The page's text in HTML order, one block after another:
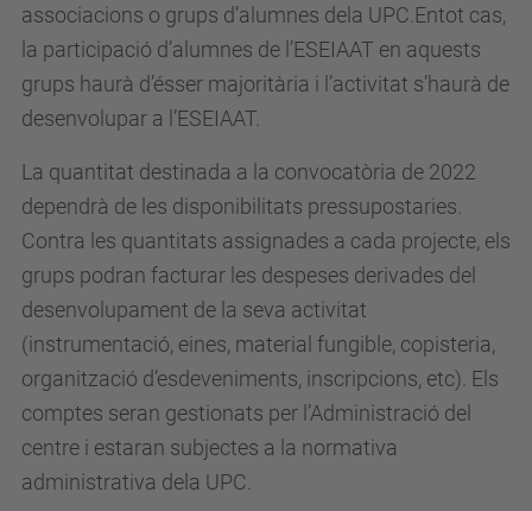
p
c
.
e
u
/
c
a
/
e
s
d
e
v
associacions o grups d’alumnes dela UPC.Entot cas,
la participació d’alumnes de l’ESEIAAT en aquests
grups haurà d’ésser majoritària i l’activitat s’haurà de
desenvolupar a l’ESEIAAT.
La quantitat destinada a la convocatòria de 2022
dependrà de les disponibilitats pressupostaries.
Contra les quantitats assignades a cada projecte, els
grups podran facturar les despeses derivades del
desenvolupament de la seva activitat
(instrumentació, eines, material fungible, copisteria,
organització d’esdeveniments, inscripcions, etc). Els
comptes seran gestionats per l’Administració del
centre i estaran subjectes a la normativa
administrativa dela UPC.